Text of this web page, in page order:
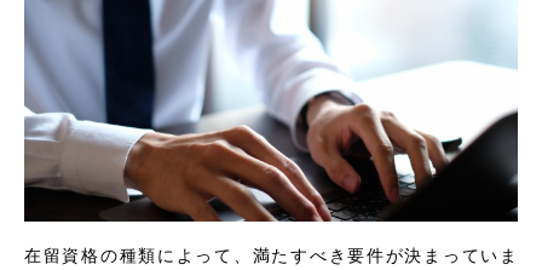
在留資格の種類によって、満たすべき要件が決まっていま